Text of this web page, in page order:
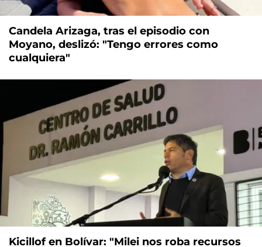
Candela Arizaga, tras el episodio con
Moyano, deslizó: "Tengo errores como
cualquiera"
Kicillof en Bolívar: "Milei nos roba recursos